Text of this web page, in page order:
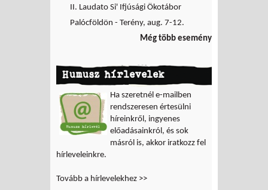
II. Laudato Si' Ifjúsági Ökotábor
Palócföldön - Terény, aug. 7-12.
Még több esemény
Humusz hírlevelek
Ha szeretnél e-mailben
rendszeresen értesülni
híreinkről, ingyenes
előadásainkról, és sok
másról is, akkor iratkozz fel
hírleveleinkre.
Tovább a hírlevelekhez >>